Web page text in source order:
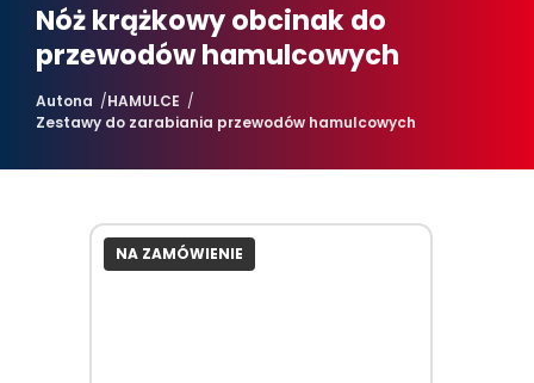
Nóż krążkowy obcinak do
przewodów hamulcowych
Autona
HAMULCE
Zestawy do zarabiania przewodów hamulcowych
NA ZAMÓWIENIE